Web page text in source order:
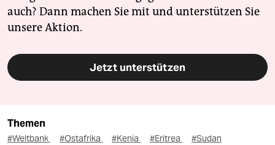
auch? Dann machen Sie mit und unterstützen Sie
unsere Aktion.
Jetzt unterstützen
Themen
#Weltbank #Ostafrika #Kenia #Eritrea #Sudan